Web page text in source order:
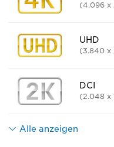
(4.096 x
UHD
(3.840 x
DCI
(2.048 x
Alle anzeigen